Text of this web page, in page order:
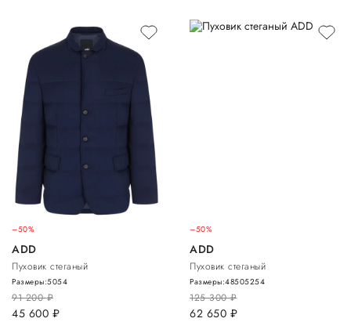
–50%
ADD
Пуховик стеганый
91 200руб.
45 600 руб.
Размеры:5054
–50%
ADD
Пуховик стеганый
125 300руб.
62 650 руб.
Размеры:48505254